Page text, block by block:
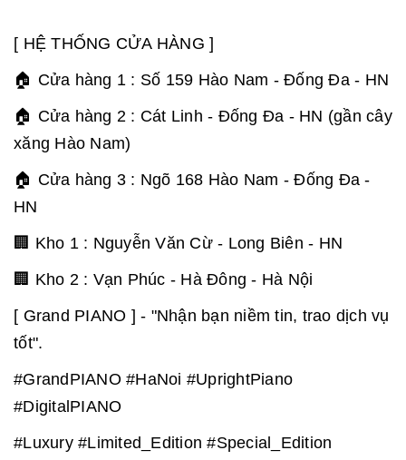
[ HỆ THỐNG CỬA HÀNG ]
🏠 Cửa hàng 1 : Số 159 Hào Nam - Đống Đa - HN
🏠 Cửa hàng 2 : Cát Linh - Đống Đa - HN (gần cây
xăng Hào Nam)
🏠 Cửa hàng 3 : Ngõ 168 Hào Nam - Đống Đa -
HN
🏢 Kho 1 : Nguyễn Văn Cừ - Long Biên - HN
🏢 Kho 2 : Vạn Phúc - Hà Đông - Hà Nội
[ Grand PIANO ] - "Nhận bạn niềm tin, trao dịch vụ
tốt".
#GrandPIANO #HaNoi #UprightPiano
#DigitalPIANO
#Luxury #Limited_Edition #Special_Edition